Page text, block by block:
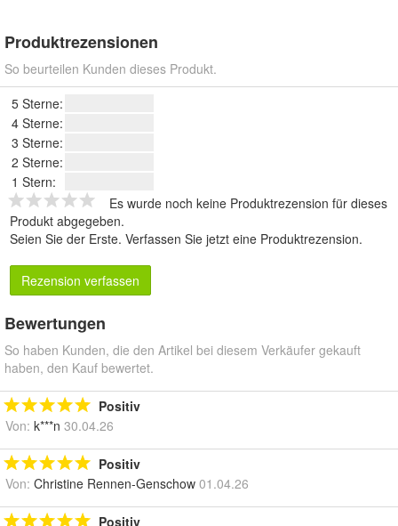
Produktrezensionen
So beurteilen Kunden dieses Produkt.
5 Sterne:
4 Sterne:
3 Sterne:
2 Sterne:
1 Stern:
Es wurde noch keine Produktrezension für dieses
Produkt abgegeben.
Seien Sie der Erste. Verfassen Sie jetzt eine Produktrezension.
Rezension verfassen
Bewertungen
So haben Kunden, die den Artikel bei diesem Verkäufer gekauft
haben, den Kauf bewertet.
Positiv
Von: k***n 30.04.26
Positiv
Von: Christine Rennen-Genschow 01.04.26
Positiv